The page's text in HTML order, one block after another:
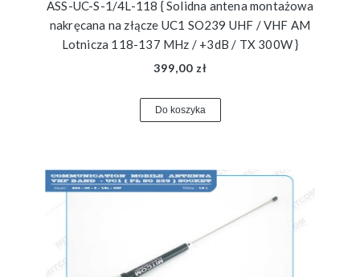
ASS-UC-S-1/4L-118 { Solidna antena montażowa
nakręcana na złącze UC1 SO239 UHF / VHF AM
Lotnicza 118-137 MHz / +3dB / TX 300W }
399,00 zł
Do koszyka